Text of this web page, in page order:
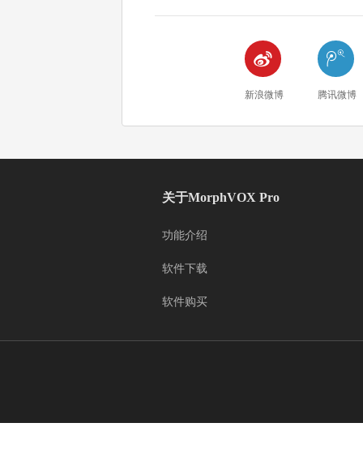

新浪微博

腾讯微博
关于MorphVOX Pro
功能介绍
软件下载
软件购买